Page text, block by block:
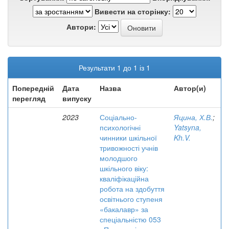
Вивести на сторінку:
Автори:
Результати 1 до 1 із 1
Попередній
перегляд
Дата
випуску
Назва Автор(и)
2023
Соціально-
психологічні
чинники шкільної
тривожності учнів
молодшого
шкільного віку:
кваліфікаційна
робота на здобуття
освітнього ступеня
«бакалавр» за
спеціальністю 053
Яцина, Х.В.;
Yatsyna,
Kh.V.